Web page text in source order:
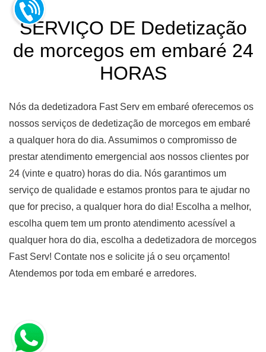
SERVIÇO DE Dedetização
de morcegos em embaré 24
HORAS
Nós da dedetizadora Fast Serv em embaré oferecemos os
nossos serviços de dedetização de morcegos em embaré
a qualquer hora do dia. Assumimos o compromisso de
prestar atendimento emergencial aos nossos clientes por
24 (vinte e quatro) horas do dia. Nós garantimos um
serviço de qualidade e estamos prontos para te ajudar no
que for preciso, a qualquer hora do dia! Escolha a melhor,
escolha quem tem um pronto atendimento acessível a
qualquer hora do dia, escolha a dedetizadora de morcegos
Fast Serv! Contate nos e solicite já o seu orçamento!
Atendemos por toda em embaré e arredores.